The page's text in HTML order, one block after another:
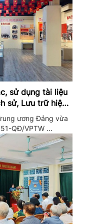
sử dụng tài liệu
sử, Lưu trữ hiện
và Văn
ương Đảng vừa
QĐ/VPTW ...